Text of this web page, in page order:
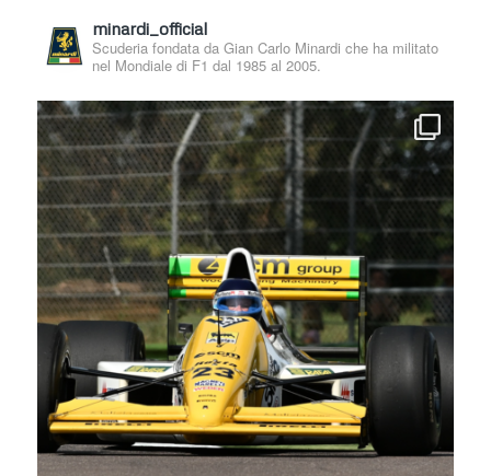
minardi_official
Scuderia fondata da Gian Carlo Minardi che ha militato
nel Mondiale di F1 dal 1985 al 2005.